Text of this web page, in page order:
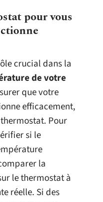
pour vous
crucial dans la
de votre
que votre
efficacement,
Pour
si le
la
le thermostat à
réelle. Si des